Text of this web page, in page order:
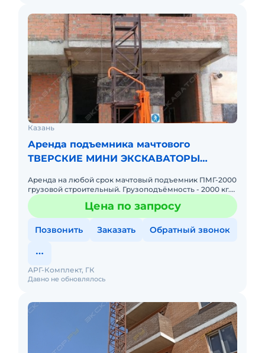
Казань
Аренда подъемника мачтового
ТВЕРСКИЕ МИНИ ЭКСКАВАТОРЫ
Аренда на любой срок мачтовый подъемник ПМГ-2000
грузовой строительный. Грузоподъёмность - 2000 кг.
Высота подъема - до 100 метров! Размеры грузовой
платформы,
Цена по запросу
Позвонить Заказать Обратный звонок
Давно не обновлялось
АРГ-Комплект, ГК